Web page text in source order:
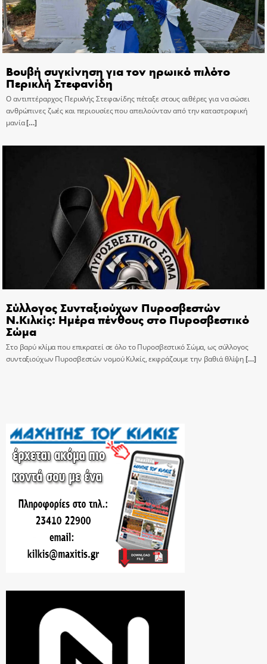
Βουβή συγκίνηση για τον ηρωικό πιλότο
Περικλή Στεφανίδη
Ο αντιπτέραρχος Περικλής Στεφανίδης πέταξε στους αιθέρες για να σώσει
ανθρώπινες ζωές και περιουσίες που απειλούνταν από την καταστροφική
μανία[…]
Σύλλογος Συνταξιούχων Πυροσβεστών
Ν.Κιλκίς: Ημέρα πένθους στο Πυροσβεστικό
Σώμα
Στο βαρύ κλίμα που επικρατεί σε όλο το Πυροσβεστικό Σώμα, ως σύλλογος
συνταξιούχων Πυροσβεστών νομού Κιλκίς, εκφράζουμε την βαθιά θλίψη[…]